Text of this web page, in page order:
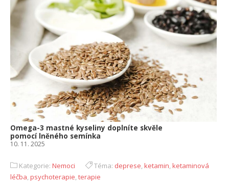
Omega-3 mastné kyseliny doplníte skvěle
pomocí lněného semínka
10. 11. 2025
Kategorie: Nemoci Téma: deprese,ketamin,ketaminová
léčba,psychoterapie,terapie